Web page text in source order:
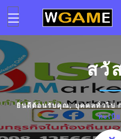
สวั
ยินดีต้อนรับคุณ,บุคคลทั่วไป
ทะเบี